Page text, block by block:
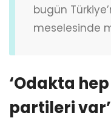
bugün
meselesinde
‘Odakta
partileri var’